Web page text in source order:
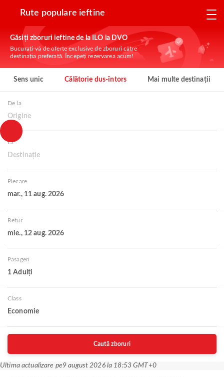
Rute populare ieftine
Găsiți zboruri ieftine de la ILO la DVO
Bucurați-vă de oferte exclusive de zboruri către
destinația preferată. Începeți rezervarea acum!
Sens unic Călătorie dus-întors Mai multe destinații
De la
Origine
La
Destinație
Plecare
mar., 11 aug. 2026
Retur
mie., 12 aug. 2026
Pasageri
1 Adulți
Class
Economie
Caută zboruri
Ultima actualizare pe9 august 2026 la 18:53 GMT+0